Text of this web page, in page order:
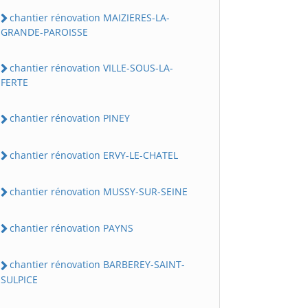
chantier rénovation MAIZIERES-LA-
GRANDE-PAROISSE
chantier rénovation VILLE-SOUS-LA-
FERTE
chantier rénovation PINEY
chantier rénovation ERVY-LE-CHATEL
chantier rénovation MUSSY-SUR-SEINE
chantier rénovation PAYNS
chantier rénovation BARBEREY-SAINT-
SULPICE